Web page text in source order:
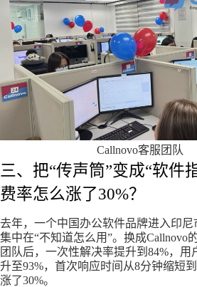
Callnovo客服团队
三、把“传声筒”变成“软件
费率怎么涨了30%？
去年，一个中国办公软件品牌进入印
集中在“不知道怎么用”。换成Callnovo
团队后，一次性解决率提升到84%，用
升至93%，首次响应时间从8分钟缩短
涨了30%。